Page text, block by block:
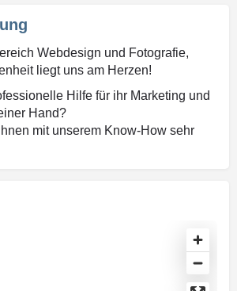
Webdesign und Fotografie,
liegt uns am Herzen!
Hilfe für ihr Marketing und
Hand?
mit unserem Know-How sehr